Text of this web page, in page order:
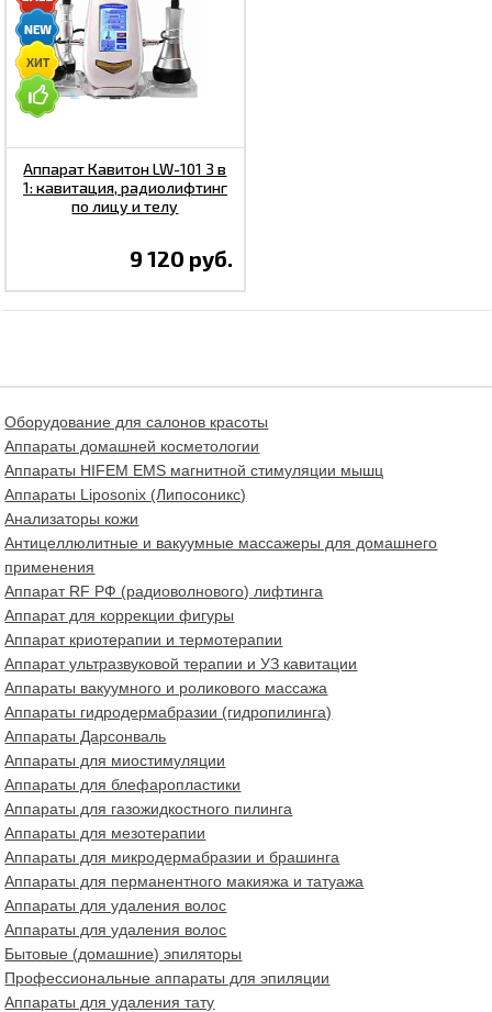
Аппарат Кавитон LW-101 3 в
1: кавитация, радиолифтинг
по лицу и телу
9 120 руб.
Оборудование для салонов красоты
Аппараты домашней косметологии
Аппараты HIFEM EMS магнитной стимуляции мышц
Аппараты Liposonix (Липосоникс)
Анализаторы кожи
Антицеллюлитные и вакуумные массажеры для домашнего
применения
Аппарат RF РФ (радиоволнового) лифтинга
Аппарат для коррекции фигуры
Аппарат криотерапии и термотерапии
Аппарат ультразвуковой терапии и УЗ кавитации
Аппараты вакуумного и роликового массажа
Аппараты гидродермабразии (гидропилинга)
Аппараты Дарсонваль
Аппараты для миостимуляции
Аппараты для блефаропластики
Аппараты для газожидкостного пилинга
Аппараты для мезотерапии
Аппараты для микродермабразии и брашинга
Аппараты для перманентного макияжа и татуажа
Аппараты для удаления волос
Аппараты для удаления волос
Бытовые (домашние) эпиляторы
Профессиональные аппараты для эпиляции
Аппараты для удаления тату